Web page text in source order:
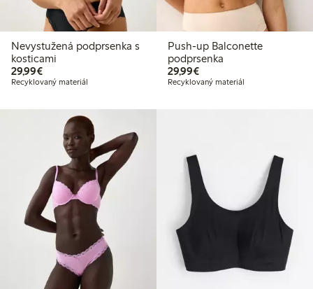
Nevystužená podprsenka s
kosticami
29,99€29,99 €
Recyklovaný materiál
Push-up Balconette
podprsenka
29,99€29,99 €
Recyklovaný materiál